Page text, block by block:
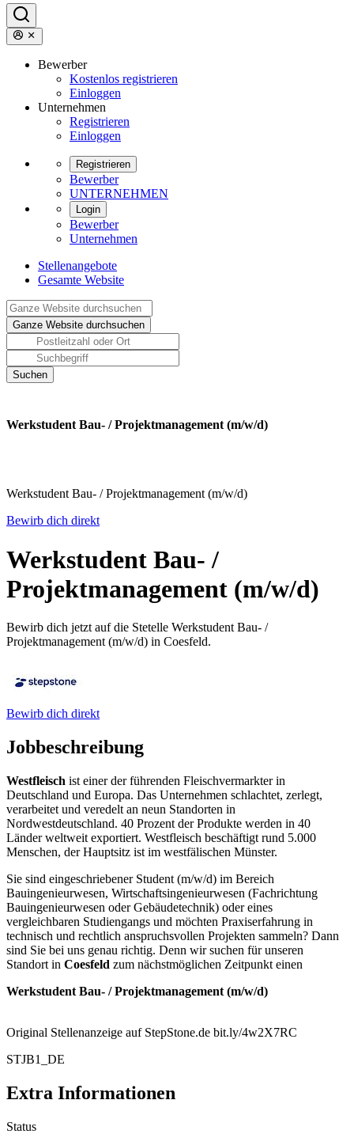
Bewerber
Kostenlos registrieren
Einloggen
Unternehmen
Registrieren
Einloggen
Registrieren
Bewerber
UNTERNEHMEN
Login
Bewerber
Unternehmen
Stellenangebote
Gesamte Website
Werkstudent Bau- / Projektmanagement (m/w/d)
Werkstudent Bau- / Projektmanagement (m/w/d)
Bewirb dich direkt
Werkstudent Bau- /
Projektmanagement (m/w/d)
Bewirb dich jetzt auf die Stetelle Werkstudent Bau- /
Projektmanagement (m/w/d) in Coesfeld.
Bewirb dich direkt
Jobbeschreibung
Westfleisch ist einer der führenden Fleischvermarkter in
Deutschland und Europa. Das Unternehmen schlachtet, zerlegt,
verarbeitet und veredelt an neun Standorten in
Nordwestdeutschland. 40 Prozent der Produkte werden in 40
Länder weltweit exportiert. Westfleisch beschäftigt rund 5.000
Menschen, der Hauptsitz ist im westfälischen Münster.
Sie sind eingeschriebener Student (m/w/d) im Bereich
Bauingenieurwesen, Wirtschaftsingenieurwesen (Fachrichtung
Bauingenieurwesen oder Gebäudetechnik) oder eines
vergleichbaren Studiengangs und möchten Praxiserfahrung in
technisch und rechtlich anspruchsvollen Projekten sammeln? Dann
sind Sie bei uns genau richtig. Denn wir suchen für unseren
Standort in Coesfeld zum nächstmöglichen Zeitpunkt einen
Werkstudent Bau- / Projektmanagement (m/w/d)
Original Stellenanzeige auf StepStone.de bit.ly/4w2X7RC
STJB1_DE
Extra Informationen
Status